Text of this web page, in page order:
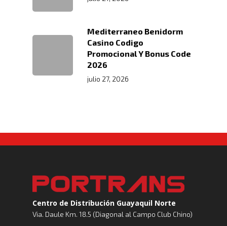
Mediterraneo Benidorm
Casino Codigo
Promocional Y Bonus Code
2026
julio 27, 2026
Centro de Distribución Guayaquil Norte
Via. Daule Km. 18.5 (Diagonal al Campo Club Chino)